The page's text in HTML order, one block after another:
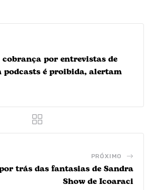
cobrança por entrevistas de
podcasts é proibida, alertam
PRÓXIMO
trás das fantasias de Sandra
Show de Icoaraci